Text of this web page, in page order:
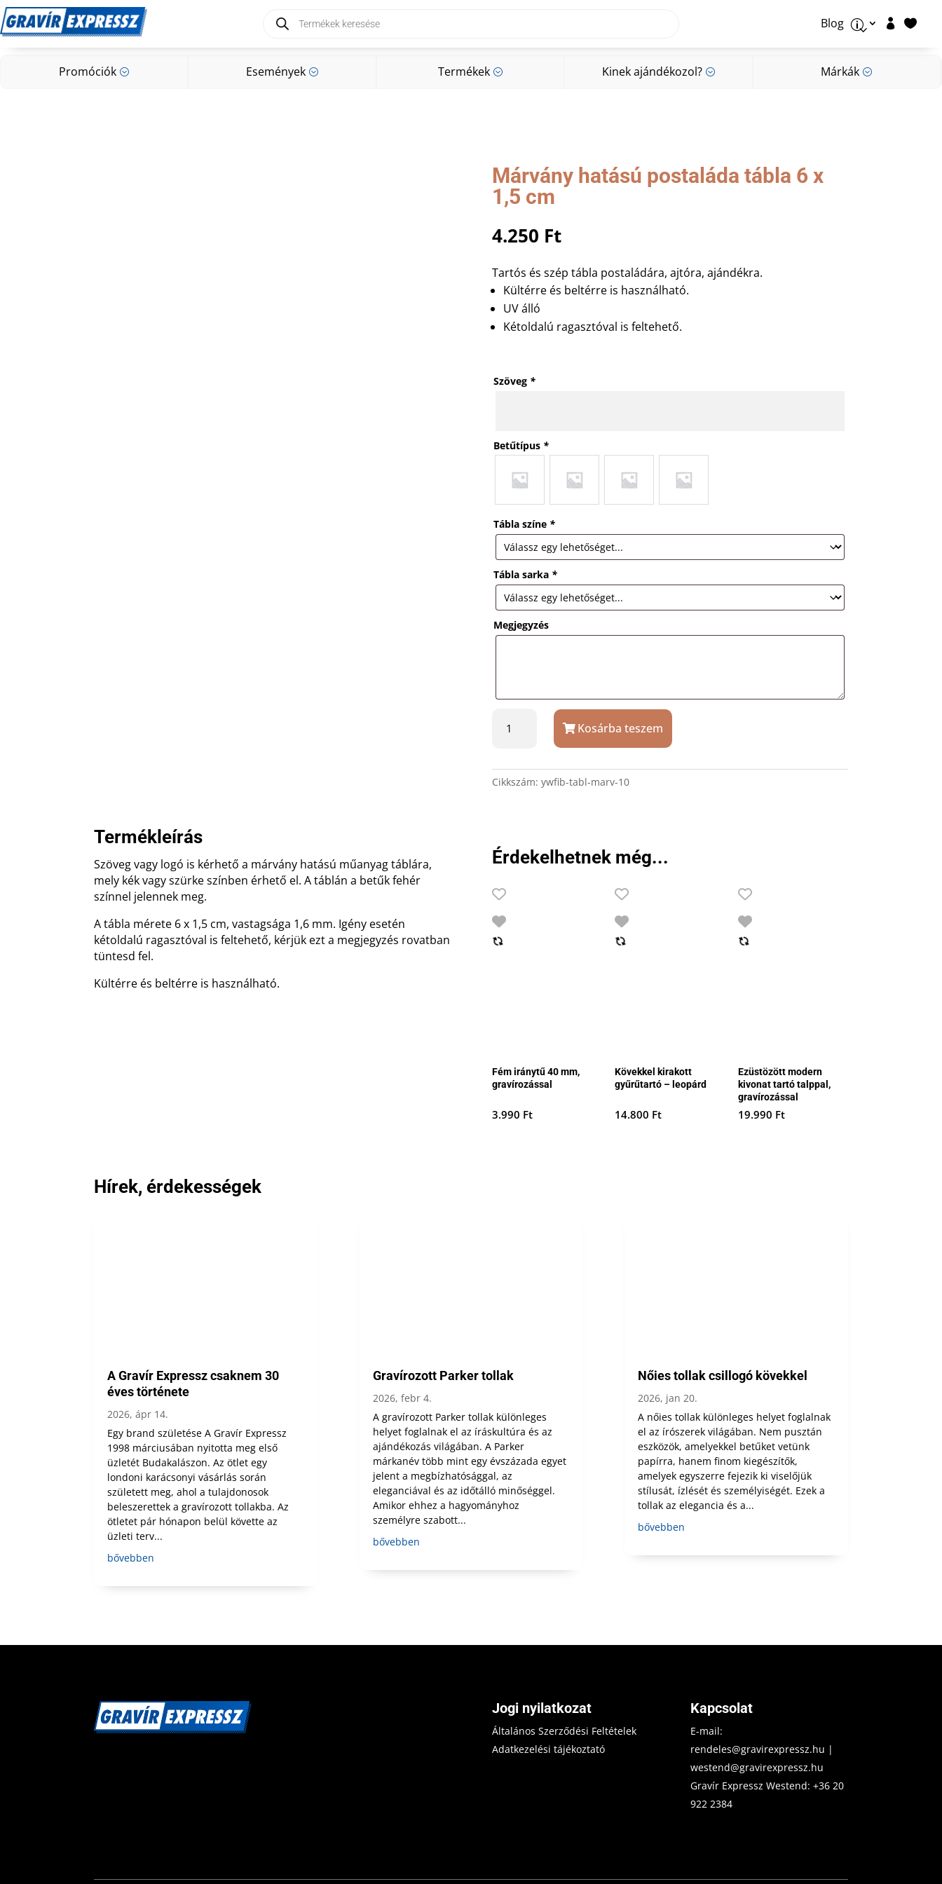
search Blog p  
Promóciók ; Események ; Termékek ; Kinek ajándékozol? ; Márkák ;
Promóciók; Események Márkák;
Márvány hatású postaláda tábla 6 x
1,5 cm
4.250 Ft
Tartós és szép tábla postaládára, ajtóra, ajándékra.
Kültérre és beltérre is használható.
UV álló
Kétoldalú ragasztóval is feltehető.
Szöveg *
Betűtípus *
Tábla színe *
Tábla sarka *
Megjegyzés
hatású
6
mennyiség
Kosárba teszem
Cikkszám: ywfib-tabl-marv-10
Termékleírás
Szöveg vagy logó is kérhető a márvány hatású műanyag táblára,
mely kék vagy szürke színben érhető el. A táblán a betűk fehér
színnel jelennek meg.
A tábla mérete 6 x 1,5 cm, vastagsága 1,6 mm. Igény esetén
kétoldalú ragasztóval is feltehető, kérjük ezt a megjegyzés rovatban
tüntesd fel.
Kültérre és beltérre is használható.
Érdekelhetnek még...
Fém iránytű 40 mm,
gravírozással
3.990 Ft
Kövekkel kirakott
gyűrűtartó – leopárd
14.800 Ft
Ezüstözött modern
kivonat tartó talppal,
gravírozással
19.990 Ft
Hírek, érdekességek
A Gravír Expressz csaknem 30
éves története
2026, ápr 14.
Egy brand születése A Gravír Expressz
1998 márciusában nyitotta meg első
üzletét Budakalászon. Az ötlet egy
londoni karácsonyi vásárlás során
született meg, ahol a tulajdonosok
beleszerettek a gravírozott tollakba. Az
ötletet pár hónapon belül követte az
üzleti terv...
bővebben
Gravírozott Parker tollak
2026, febr 4.
A gravírozott Parker tollak különleges
helyet foglalnak el az íráskultúra és az
ajándékozás világában. A Parker
márkanév több mint egy évszázada egyet
jelent a megbízhatósággal, az
eleganciával és az időtálló minőséggel.
Amikor ehhez a hagyományhoz
személyre szabott...
bővebben
Nőies tollak csillogó kövekkel
2026, jan 20.
A nőies tollak különleges helyet foglalnak
el az írószerek világában. Nem pusztán
eszközök, amelyekkel betűket vetünk
papírra, hanem finom kiegészítők,
amelyek egyszerre fejezik ki viselőjük
stílusát, ízlését és személyiségét. Ezek a
tollak az elegancia és a...
bővebben
Jogi nyilatkozat
Általános Szerződési Feltételek
Adatkezelési tájékoztató
Kapcsolat
E-mail:
rendeles@gravirexpressz.hu |
westend@gravirexpressz.hu
Gravír Expressz Westend:+36 20
922 2384